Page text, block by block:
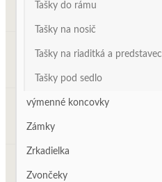
Tašky do rámu
Tašky na nosič
Tašky na riaditká a predstavec
Tašky pod sedlo
výmenné koncovky
Zámky
Zrkadielka
Zvončeky